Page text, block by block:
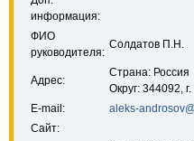
информация:
ФИО
руководителя:
Солдатов П.Н.
Адрес:
Страна: Россия
Округ: 344092,
E-mail:
aleks-
Сайт: